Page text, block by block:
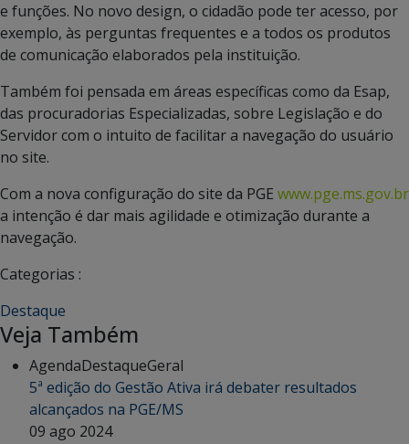
e funções. No novo design, o cidadão pode ter acesso, por
exemplo, às perguntas frequentes e a todos os produtos
de comunicação elaborados pela instituição.
Também foi pensada em áreas específicas como da Esap,
das procuradorias Especializadas, sobre Legislação e do
Servidor com o intuito de facilitar a navegação do usuário
no site.
Com a nova configuração do site da PGE www.pge.ms.gov.br
a intenção é dar mais agilidade e otimização durante a
navegação.
Categorias :
Destaque
Veja Também
AgendaDestaqueGeral
5ª edição do Gestão Ativa irá debater resultados
alcançados na PGE/MS
09 ago 2024